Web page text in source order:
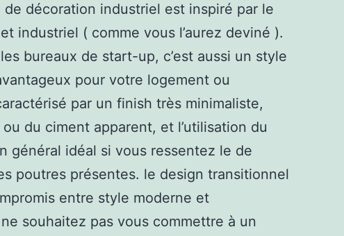
décoration industriel est inspiré par le
industriel ( comme vous l’aurez deviné ).
bureaux de start-up, c’est aussi un style
pour votre logement ou
par un finish très minimaliste,
du ciment apparent, et l’utilisation du
général idéal si vous ressentez le de
poutres présentes. le design transitionnel
entre style moderne et
souhaitez pas vous commettre à un